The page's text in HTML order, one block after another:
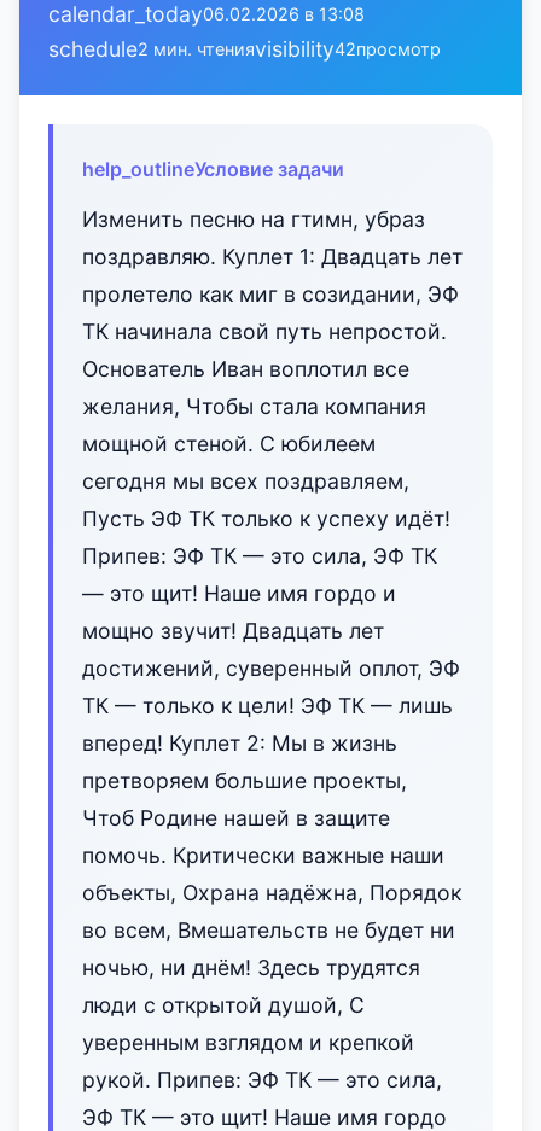
calendar_today06.02.2026 в 13:08
schedule2 мин. чтенияvisibility42просмотр
help_outlineУсловие задачи
Изменить песню на гтимн, убраз
поздравляю. Куплет 1: Двадцать лет
пролетело как миг в созидании, ЭФ
ТК начинала свой путь непростой.
Основатель Иван воплотил все
желания, Чтобы стала компания
мощной стеной. С юбилеем
сегодня мы всех поздравляем,
Пусть ЭФ ТК только к успеху идёт!
Припев: ЭФ ТК — это сила, ЭФ ТК
— это щит! Наше имя гордо и
мощно звучит! Двадцать лет
достижений, сувере‌нный оплот, ЭФ
ТК — только к цели! ЭФ ТК — лишь
вперед! Куплет 2: Мы в жизнь
претворяем большие проекты,
Чтоб Родине нашей в защите
помочь. Критически важные наши
объекты, Охрана надёжна, Порядок
во всем, Вмешательств не будет ни
ночью, ни днём! Здесь трудятся
люди с открытой душой, С
уверенным взглядом и крепкой
рукой. Припев: ЭФ ТК — это сила,
ЭФ ТК — это щит! Наше имя гордо